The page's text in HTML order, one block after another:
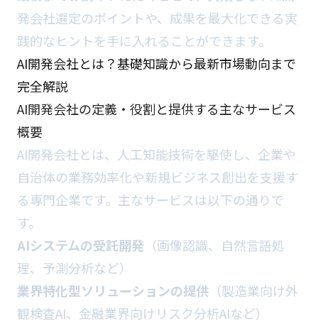
発会社選定のポイントや、成果を最大化できる実
践的なヒントを手に入れることができます。
AI開発会社とは？基礎知識から最新市場動向まで
完全解説
AI開発会社の定義・役割と提供する主なサービス
概要
AI開発会社とは、人工知能技術を駆使し、企業や
自治体の業務効率化や新規ビジネス創出を支援す
る専門企業です。主なサービスは以下の通りで
す。
AIシステムの受託開発 （画像認識、自然言語処
理、予測分析など）
業界特化型ソリューションの提供 （製造業向け外
観検査AI、金融業界向けリスク分析AIなど）